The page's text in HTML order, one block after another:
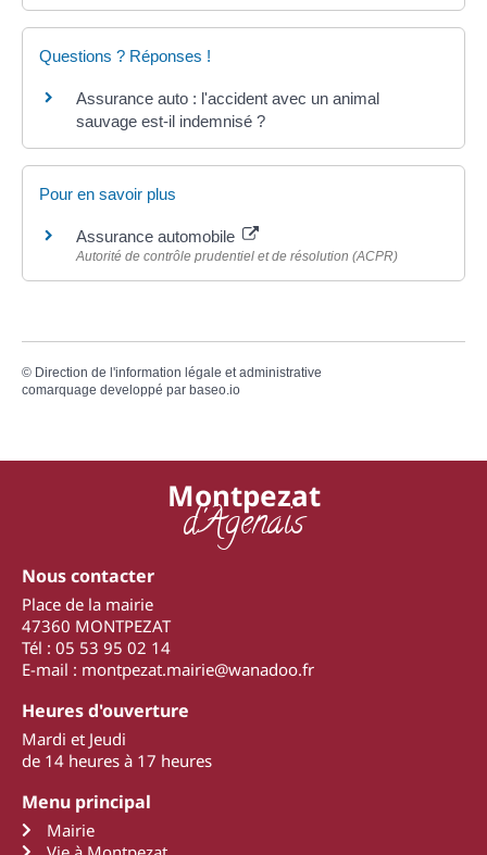
Questions ? Réponses !
Assurance auto : l'accident avec un animal
sauvage est-il indemnisé ?
Pour en savoir plus
Assurance automobile
Autorité de contrôle prudentiel et de résolution (ACPR)
© Direction de l'information légale et administrative
comarquage developpé par baseo.io
Montpezat
d'Agenais
Nous contacter
Place de la mairie
47360 MONTPEZAT
Tél : 05 53 95 02 14
E-mail : montpezat.mairie@wanadoo.fr
Heures d'ouverture
Mardi et Jeudi
de 14 heures à 17 heures
Menu principal
Mairie